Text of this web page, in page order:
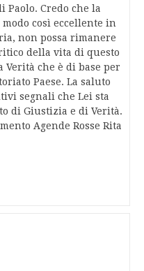
Paolo. Credo che la
così eccellente in
non possa rimanere
della vita di questo
Verità che è di base per
Paese. La saluto
segnali che Lei sta
di Giustizia e di Verità.
Agende Rosse Rita